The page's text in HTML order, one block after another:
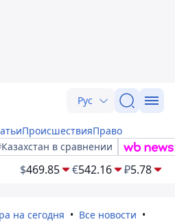
Рус
ПроисшествияПраво
в сравнении
$469.85 €542.16 ₽5.78
на сегодня
Все новости